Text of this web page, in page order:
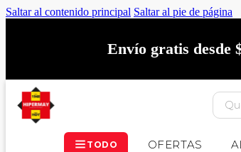
Saltar al contenido principal Saltar al pie de página
Envío gratis desde
TODO OFERTAS